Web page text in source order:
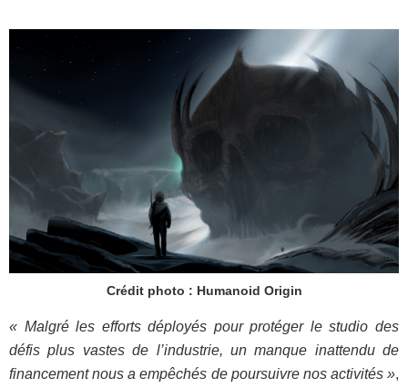
Crédit photo : Humanoid Origin
« Malgré les efforts déployés pour protéger le studio des
défis plus vastes de l’industrie, un manque inattendu de
financement nous a empêchés de poursuivre nos activités »,